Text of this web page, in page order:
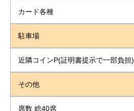
カード各種
駐車場
近隣コインP(証明書提示で一部負担)
その他
席数 総40席